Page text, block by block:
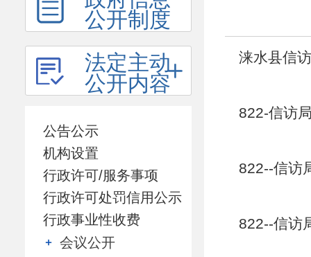
公开制度
法定主动
公开内容
公告公示
机构设置
行政许可/服务事项
行政许可处罚信用公示
行政事业性收费
会议公开
涞水县信
822-信访
822--信访
822--信访